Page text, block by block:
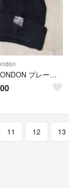
BOYLONDON プレートニット帽
11 12 13